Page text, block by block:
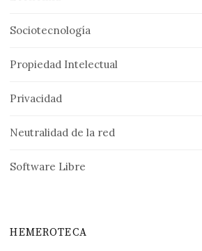
Sociotecnología
Propiedad Intelectual
Privacidad
Neutralidad de la red
Software Libre
HEMEROTECA